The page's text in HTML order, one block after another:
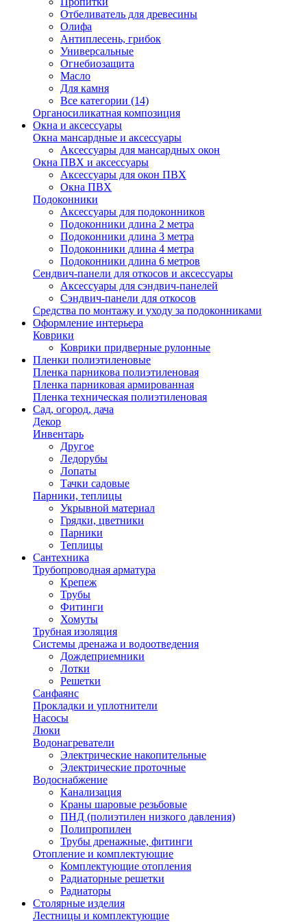
Отбеливатель для древесины
Олифа
Антиплесень, грибок
Универсальные
Огнебиозащита
Масло
Для камня
Все категории (14)
Органосиликатная композиция
Окна и аксессуары
Окна мансардные и аксессуары
Аксессуары для мансардных окон
Окна ПВХ и аксессуары
Аксессуары для окон ПВХ
Окна ПВХ
Подоконники
Аксессуары для подоконников
Подоконники длина 2 метра
Подоконники длина 3 метра
Подоконники длина 4 метра
Подоконники длина 6 метров
Сендвич-панели для откосов и аксессуары
Аксессуары для сэндвич-панелей
Сэндвич-панели для откосов
Средства по монтажу и уходу за подоконниками
Оформление интерьера
Коврики
Коврики придверные рулонные
Пленки полиэтиленовые
Пленка парникова полиэтиленовая
Пленка парниковая армированная
Пленка техническая полиэтиленовая
Сад, огород, дача
Декор
Инвентарь
Другое
Ледорубы
Лопаты
Тачки садовые
Парники, теплицы
Укрывной материал
Грядки, цветники
Парники
Теплицы
Сантехника
Трубопроводная арматура
Крепеж
Трубы
Фитинги
Хомуты
Трубная изоляция
Системы дренажа и водоотведения
Дождеприемники
Лотки
Решетки
Санфаянс
Прокладки и уплотнители
Насосы
Люки
Водонагреватели
Электрические накопительные
Электрические проточные
Водоснабжение
Канализация
Краны шаровые резьбовые
ПНД (полиэтилен низкого давления)
Полипропилен
Трубы дренажные, фитинги
Отопление и комплектующие
Комплектующие отопления
Радиаторные решетки
Радиаторы
Столярные изделия
Лестницы и комплектующие